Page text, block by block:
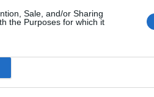
Sale, and/or Sharing
the Purposes for which it
digitale Optionen